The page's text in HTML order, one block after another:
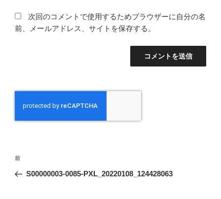
次回のコメントで使用するためブラウザーに自分の名
前、メールアドレス、サイトを保存する。
投
ナ
前
の
前
S00000003-0085-PXL_20220108_124428063